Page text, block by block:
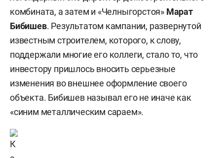
комбината, а затем и «Челныгорстоя» Марат
Бибишев. Результатом кампании, развернутой
известным строителем, которого, к слову,
поддержали многие его коллеги, стало то, что
инвестору пришлось вносить серьезные
изменения во внешнее оформление своего
объекта. Бибишев называл его не иначе как
«синим металлическим сараем».